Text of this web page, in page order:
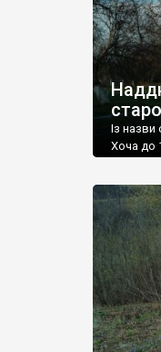
Із
Хоча до
сіл. У